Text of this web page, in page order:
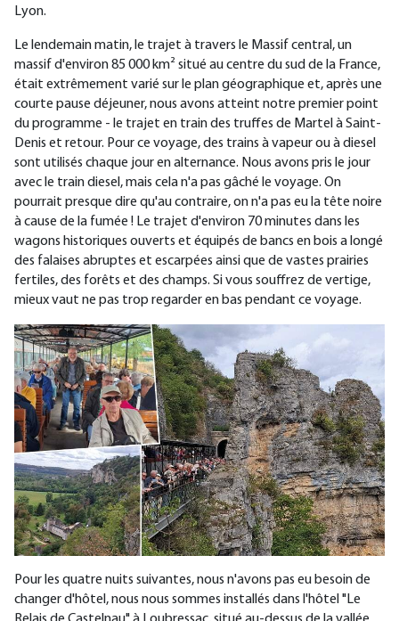
Lyon.
Le lendemain matin, le trajet à travers le Massif central, un
massif d'environ 85 000 km² situé au centre du sud de la France,
était extrêmement varié sur le plan géographique et, après une
courte pause déjeuner, nous avons atteint notre premier point
du programme - le trajet en train des truffes de Martel à Saint-
Denis et retour. Pour ce voyage, des trains à vapeur ou à diesel
sont utilisés chaque jour en alternance. Nous avons pris le jour
avec le train diesel, mais cela n'a pas gâché le voyage. On
pourrait presque dire qu'au contraire, on n'a pas eu la tête noire
à cause de la fumée ! Le trajet d'environ 70 minutes dans les
wagons historiques ouverts et équipés de bancs en bois a longé
des falaises abruptes et escarpées ainsi que de vastes prairies
fertiles, des forêts et des champs. Si vous souffrez de vertige,
mieux vaut ne pas trop regarder en bas pendant ce voyage.
Pour les quatre nuits suivantes, nous n'avons pas eu besoin de
changer d'hôtel, nous nous sommes installés dans l'hôtel "Le